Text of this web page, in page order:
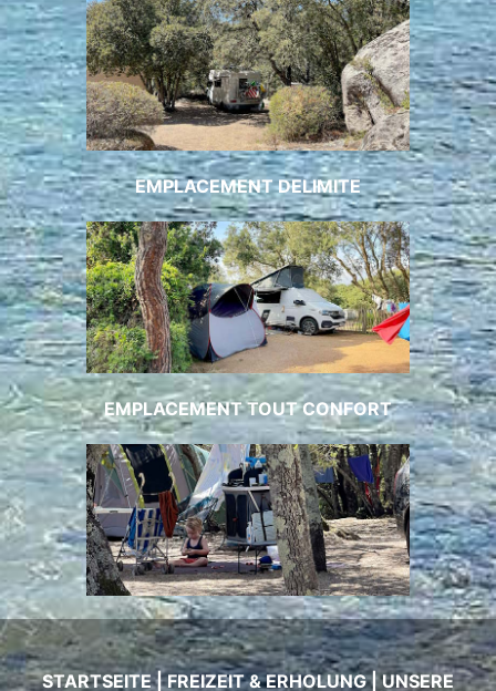
EMPLACEMENT DELIMITE
EMPLACEMENT TOUT CONFORT
STARTSEITE|FREIZEIT & ERHOLUNG|UNSERE